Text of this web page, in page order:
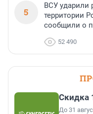
5
ВСУ ударили
территории
сообщили о
52 490
Скидка
До 31